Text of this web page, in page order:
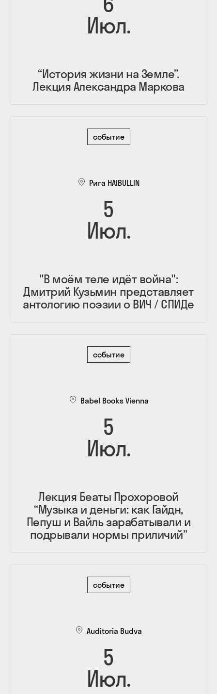
Июл.
“История жизни на Земле”.
Лекция Александра Маркова
событие
Рига HAIBULLIN
5
Июл.
"В моём теле идёт война":
Дмитрий Кузьмин представляет
антологию поэзии о ВИЧ / СПИДе
событие
Babel Books Vienna
5
Июл.
Лекция Беаты Прохоровой
“Музыка и деньги: как Гайдн,
Пепуш и Вайль зарабатывали и
подрывали нормы приличий”
событие
Auditoria Budva
5
Июл.